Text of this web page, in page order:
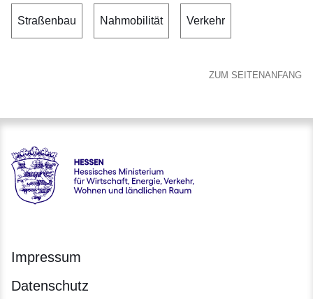
Straßenbau Nahmobilität Verkehr
ZUM SEITENANFANG
Hessen - Hessisches Ministerium für Wirtschaft, Energie,
Impressum
Datenschutz